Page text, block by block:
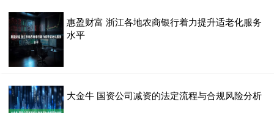
惠盈财富 浙江各地农商银行着力提升适老化服务
水平
大金牛 国资公司减资的法定流程与合规风险分析